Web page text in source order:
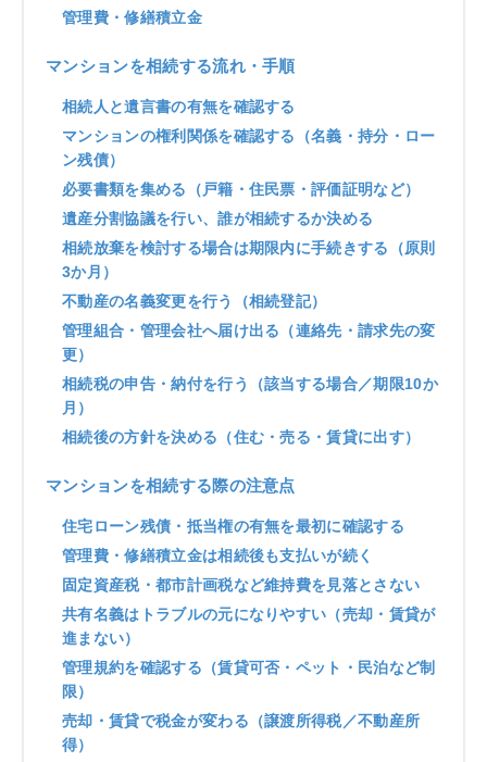
管理費・修繕積立金
マンションを相続する流れ・手順
相続人と遺言書の有無を確認する
マンションの権利関係を確認する（名義・持分・ロー
ン残債）
必要書類を集める（戸籍・住民票・評価証明など）
遺産分割協議を行い、誰が相続するか決める
相続放棄を検討する場合は期限内に手続きする（原則
3か月）
不動産の名義変更を行う（相続登記）
管理組合・管理会社へ届け出る（連絡先・請求先の変
更）
相続税の申告・納付を行う（該当する場合／期限10か
月）
相続後の方針を決める（住む・売る・賃貸に出す）
マンションを相続する際の注意点
住宅ローン残債・抵当権の有無を最初に確認する
管理費・修繕積立金は相続後も支払いが続く
固定資産税・都市計画税など維持費を見落とさない
共有名義はトラブルの元になりやすい（売却・賃貸が
進まない）
管理規約を確認する（賃貸可否・ペット・民泊など制
限）
売却・賃貸で税金が変わる（譲渡所得税／不動産所
得）